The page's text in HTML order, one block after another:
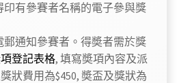
印有參賽者名稱的電子參與獎
通知參賽者。得奬者需於獎
登記表格, 填寫奬項內容及派
狀費用為$450, 奬盃及獎狀為